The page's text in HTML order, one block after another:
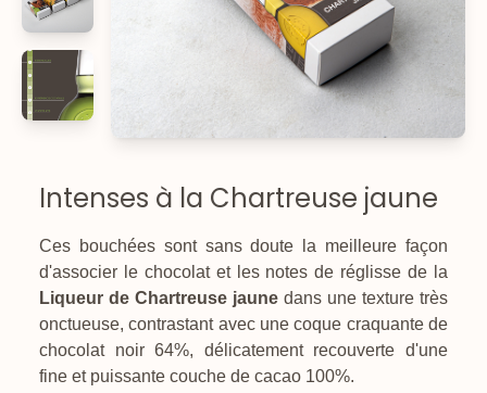
Intenses à la Chartreuse jaune
Ces bouchées sont sans doute la meilleure façon
d'associer le chocolat et les notes de réglisse de la
Liqueur de Chartreuse jaune dans une texture très
onctueuse, contrastant avec une coque craquante de
chocolat noir 64%, délicatement recouverte d'une
fine et puissante couche de cacao 100%.